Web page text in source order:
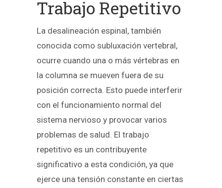
Trabajo Repetitivo
La desalineación espinal, también
conocida como subluxación vertebral,
ocurre cuando una o más vértebras en
la columna se mueven fuera de su
posición correcta. Esto puede interferir
con el funcionamiento normal del
sistema nervioso y provocar varios
problemas de salud. El trabajo
repetitivo es un contribuyente
significativo a esta condición, ya que
ejerce una tensión constante en ciertas